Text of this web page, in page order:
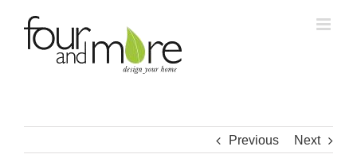
content
Previous Next